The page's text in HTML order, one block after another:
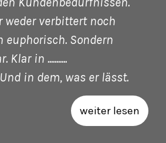
weder verbittert noch
euphorisch. Sondern
in ...........
in dem, was er lässt.
weiter lesen